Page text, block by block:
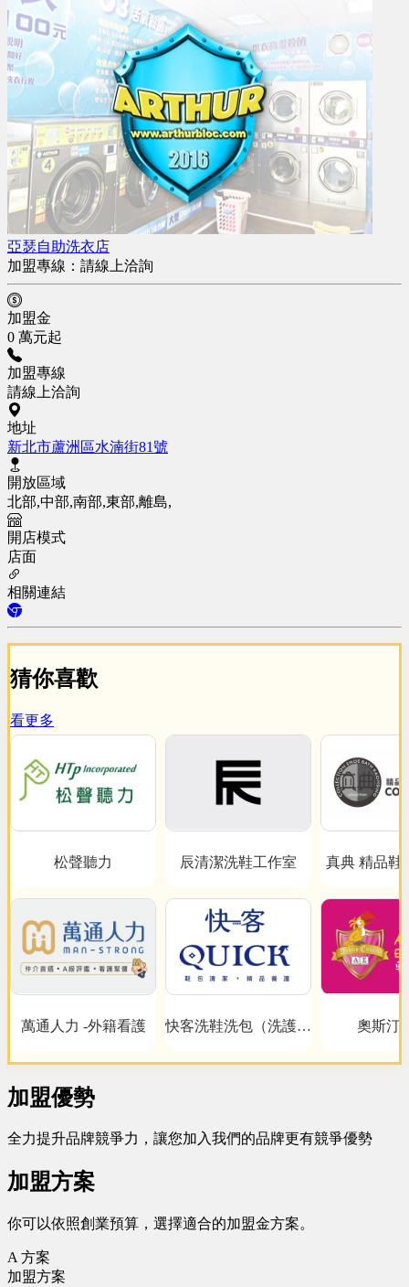
亞瑟自助洗衣店
加盟專線： 請線上洽詢
加盟金
0 萬元起
加盟專線
請線上洽詢
地址
新北市蘆洲區水湳街81號
開放區域
北部,中部,南部,東部,離島,
開店模式
店面
相關連結
猜你喜歡
看更多
松聲聽力
萬通人力 -外籍看護
辰清潔洗鞋工作室
快客洗鞋洗包（洗護）
式新型態加盟創業
真典 精品鞋
奧斯汀
加盟優勢
全力提升品牌競爭力，讓您加入我們的品牌更有競爭優勢
加盟方案
你可以依照創業預算，選擇適合的加盟金方案。
A 方案
加盟方案